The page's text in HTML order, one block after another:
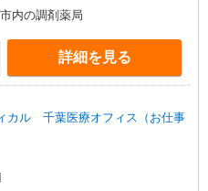
内の調剤薬局
詳細を見る
カル 千葉医療オフィス（お仕事